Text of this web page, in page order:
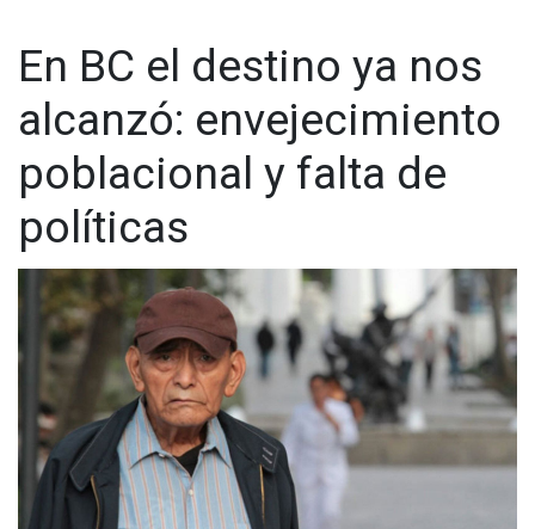
En BC el destino ya nos
alcanzó: envejecimiento
poblacional y falta de
políticas